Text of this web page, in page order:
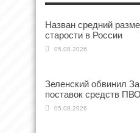
Назван средний
старости в России
05.08.2026
Зеленский обвинил
поставок средств ПВО
05.08.2026